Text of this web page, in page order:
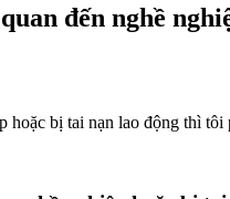
đến nghề
bị tai nạn lao động thì